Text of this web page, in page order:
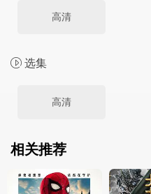
高清
选集
高清
相关推荐